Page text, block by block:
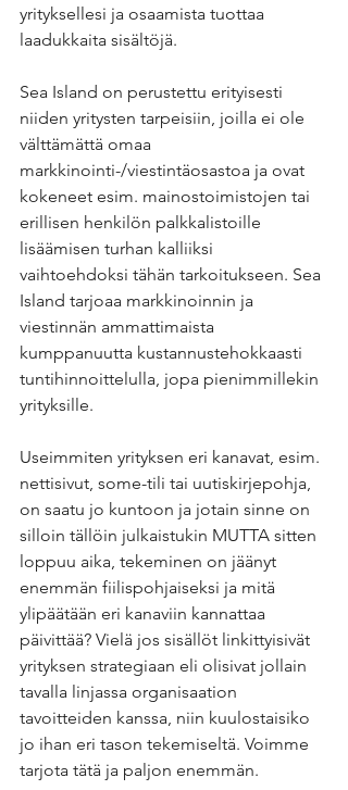
yrityksellesi ja osaamista tuottaa
laadukkaita sisältöjä.
Sea Island on perustettu erityisesti
niiden yritysten tarpeisiin, joilla ei ole
välttämättä omaa
markkinointi-/viestintäosastoa ja ovat
kokeneet esim. mainostoimistojen tai
erillisen henkilön palkkalistoille
lisäämisen turhan kalliiksi
vaihtoehdoksi tähän tarkoitukseen. Sea
Island tarjoaa markkinoinnin ja
viestinnän ammattimaista
kumppanuutta kustannustehokkaasti
tuntihinnoittelulla, jopa pienimmillekin
yrityksille.
Useimmiten yrityksen eri kanavat, esim.
nettisivut, some-tili tai uutiskirjepohja,
on saatu jo kuntoon ja jotain sinne on
silloin tällöin julkaistukin MUTTA sitten
loppuu aika, tekeminen on jäänyt
enemmän fiilispohjaiseksi ja mitä
ylipäätään eri kanaviin kannattaa
päivittää? Vielä jos sisällöt linkittyisivät
yrityksen strategiaan eli olisivat jollain
tavalla linjassa organisaation
tavoitteiden kanssa, niin kuulostaisiko
jo ihan eri tason tekemiseltä. Voimme
tarjota tätä ja paljon enemmän.